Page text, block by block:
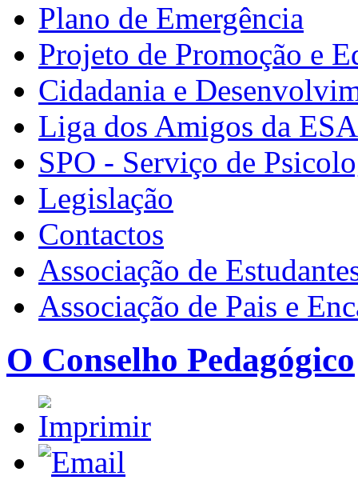
Plano de Emergência
Projeto de Promoção e
Cidadania e
Liga dos Amigos da
SPO - Serviço de
Legislação
Contactos
Associação de
Associação de Pais e
O Conselho Pedagógico